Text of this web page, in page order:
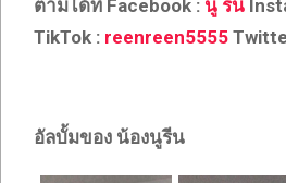
ตามได้ที่ Facebook : นู รีน
TikTok : reenreen5555
อัลบั้มของ น้องนูรีน